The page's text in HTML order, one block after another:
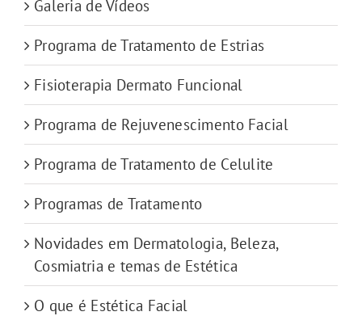
Galeria de Vídeos
Programa de Tratamento de Estrias
Fisioterapia Dermato Funcional
Programa de Rejuvenescimento Facial
Programa de Tratamento de Celulite
Programas de Tratamento
Novidades em Dermatologia, Beleza,
Cosmiatria e temas de Estética
O que é Estética Facial